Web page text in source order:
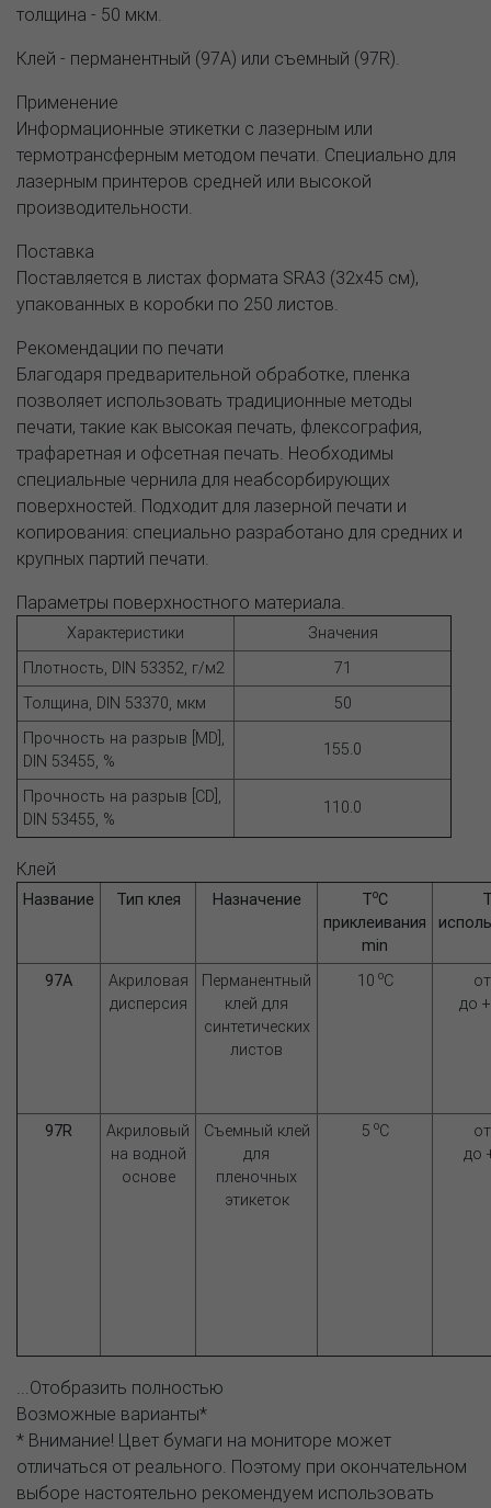
толщина - 50 мкм.
Клей - перманентный (97A) или съемный (97R).
Применение
Информационные этикетки с лазерным или
термотрансферным методом печати. Специально для
лазерным принтеров средней или высокой
производительности.
Поставка
Поставляется в листах формата SRA3 (32х45 см),
упакованных в коробки по 250 листов.
Рекомендации по печати
Благодаря предварительной обработке, пленка
позволяет использовать традиционные методы
печати, такие как высокая печать, флексография,
трафаретная и офсетная печать. Необходимы
специальные чернила для неабсорбирующих
поверхностей. Подходит для лазерной печати и
копирования: специально разработано для средних и
крупных партий печати.
Параметры поверхностного материала.
Характеристики
Значения
Плотность, DIN 53352, г/м2
71
Толщина, DIN 53370, мкм
50
Прочность на разрыв [MD],
DIN 53455, %
155.0
Прочность на разрыв [CD],
DIN 53455, %
110.0
Клей
Название Тип клея Назначение ТoC
приклеивания
min
97А
Акриловая
дисперсия
Перманентный
клей для
синтетических
листов
10 oC
до
97R
Акриловый
на водной
основе
Съемный клей
для
пленочных
этикеток
5 oC
до
...Отобразить полностью
Возможные варианты*
* Внимание! Цвет бумаги на мониторе может
отличаться от реального. Поэтому при окончательном
выборе настоятельно рекомендуем использовать